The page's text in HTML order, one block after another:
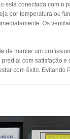
está conectada com o
por temperatura ou
Os
de manter um
com satisfação
com êxito. Evitando